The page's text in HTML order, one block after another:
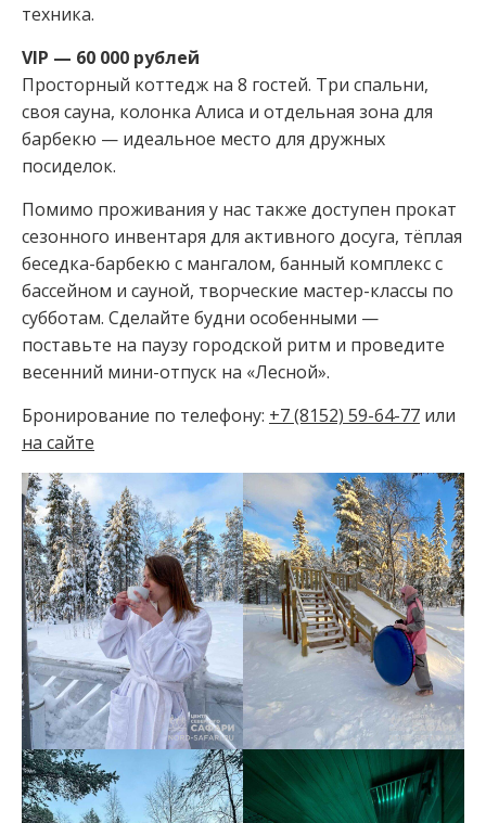
техника.
VIP — 60 000 рублей
Просторный коттедж на 8 гостей. Три спальни,
своя сауна, колонка Алиса и отдельная зона для
барбекю — идеальное место для дружных
посиделок.
Помимо проживания у нас также доступен прокат
сезонного инвентаря для активного досуга, тёплая
беседка-барбекю с мангалом, банный комплекс с
бассейном и сауной, творческие мастер-классы по
субботам. Сделайте будни особенными —
поставьте на паузу городской ритм и проведите
весенний мини-отпуск на «Лесной».
Бронирование по телефону: +7 (8152) 59-64-77 или
на сайте